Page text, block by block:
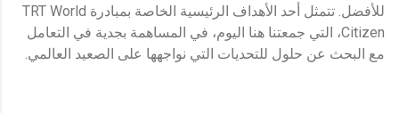
للأفضل. تتمثل أحد الأهداف الرئيسية الخاصة بمبادرة TRT World
Citizen، التي جمعتنا هنا اليوم، في المساهمة بجدية في التعامل
مع البحث عن حلول للتحديات التي نواجهها على الصعيد العالمي.